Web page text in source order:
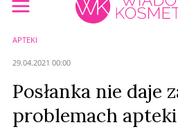
APTEKI
29.04.2021 00:00
Posłanka nie daje
problemach